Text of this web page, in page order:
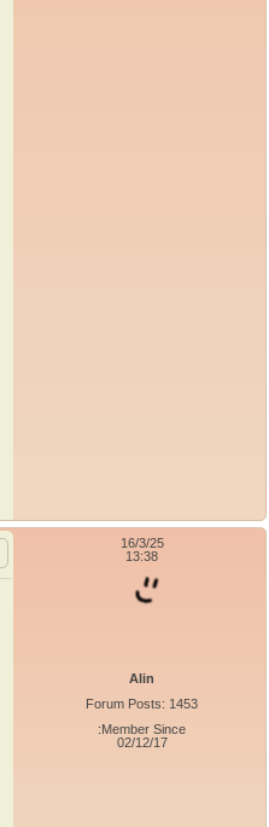
16/3/25
13:38
Alin
Forum Posts: 1453
Member Since:
02/12/17